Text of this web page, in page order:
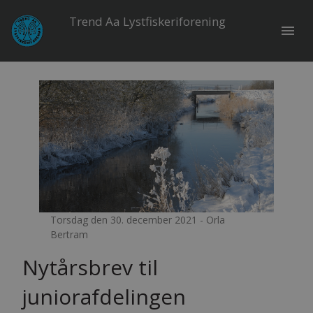
Trend Aa Lystfiskeriforening
menu
Torsdag den 30. december 2021 - Orla
Bertram
Nytårsbrev til
juniorafdelingen